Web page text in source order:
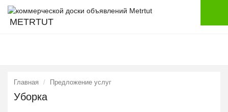
METRTUT
Главная Предложение услуг
Уборка